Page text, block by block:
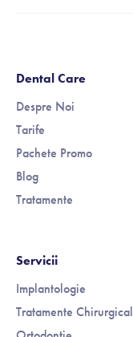
Dental Care
Despre Noi
Tarife
Pachete Promo
Blog
Tratamente
Servicii
Implantologie
Tratamente